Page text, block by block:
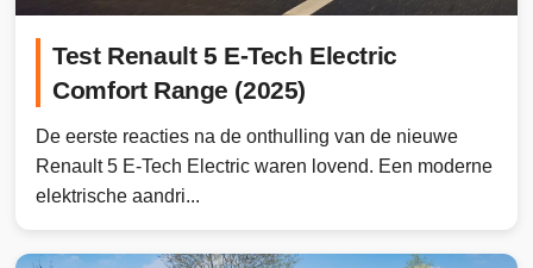
Test Renault 5 E-Tech Electric
Comfort Range (2025)
De eerste reacties na de onthulling van de nieuwe
Renault 5 E-Tech Electric waren lovend. Een moderne
elektrische aandri...